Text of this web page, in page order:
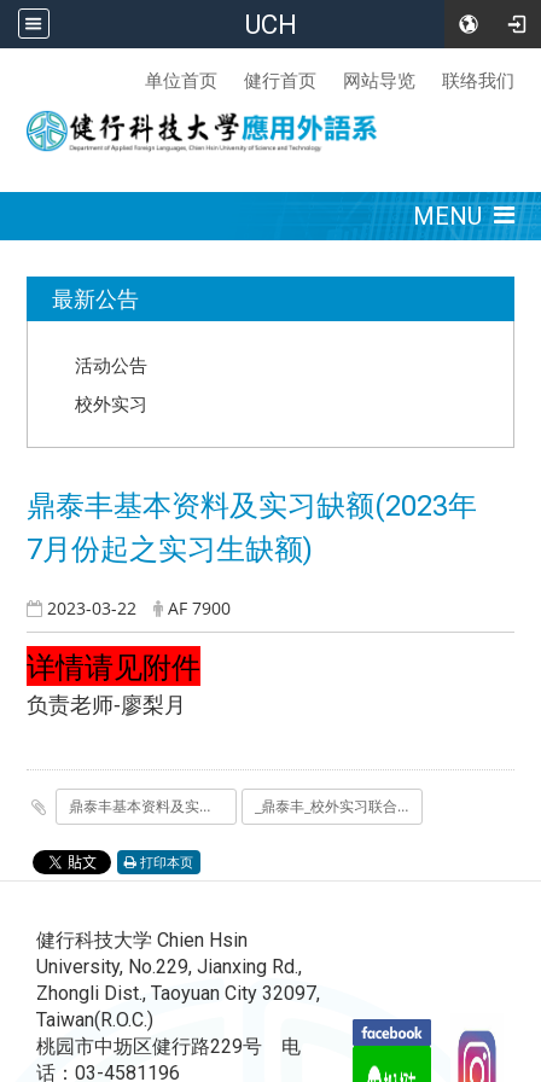
UCH
单位首页 健行首页 网站导览 联络我们
MENU
最新公告
活动公告
校外实习
鼎泰丰基本资料及实习缺额(2023年
7月份起之实习生缺额)
2023-03-22 AF 7900
详情请见附件
负责老师-廖梨月
鼎泰丰基本资料及实习缺额_2023年7月份起之实习生缺额__梨月负责.pdf _鼎泰丰_校外实习联合招募活动报名表_北___健行应外_.xlsx
打印本页
健行科技大学 Chien Hsin
University, No.229, Jianxing Rd.,
Zhongli Dist., Taoyuan City 32097,
Taiwan(R.O.C.)
桃园市中坜区健行路229号 电
话：03-4581196